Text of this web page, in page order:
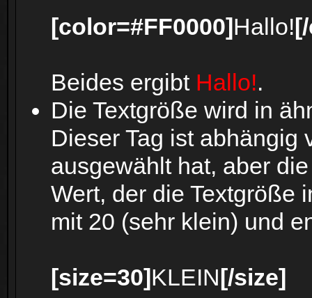
[color=#FF0000]Hallo!
Beides ergibt Hallo!.
Die Textgröße wird in
Dieser Tag ist abhängig
ausgewählt hat, aber
Wert, der die Textgröße
mit 20 (sehr klein) und
[size=30]KLEIN[/size]